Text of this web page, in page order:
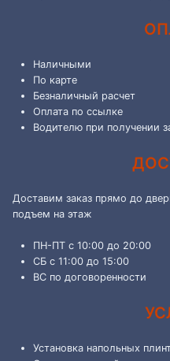
Наличными
По карте
Безналичный расчет
Оплата по ссылке
Водителю при получении
Доставим заказ прямо до
подъем на этаж
ПН-ПТ с 10:00 до 20:00
СБ с 11:00 до 15:00
ВС по договоренности
Установка напольных